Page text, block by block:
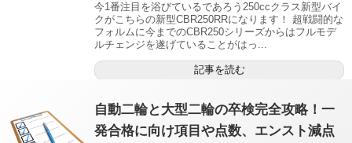
今1番注目を浴びているであろう250ccクラス新型バイ
クがこちらの新型CBR250RRになります！ 超戦闘的な
フォルムに今までのCBR250シリーズからはフルモデ
ルチェンジを遂げていることがはっ...
記事を読む
自動二輪と大型二輪の卒検完全攻略！一
発合格に向け項目や点数、エンスト減点